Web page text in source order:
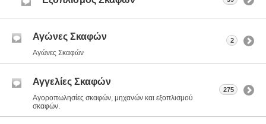
Αγώνες Σκαφών
Αγώνες Σκαφών
2
Αγγελίες Σκαφών
Αγοροπωλησίες σκαφών, μηχανών και εξοπλισμού
σκαφών.
275